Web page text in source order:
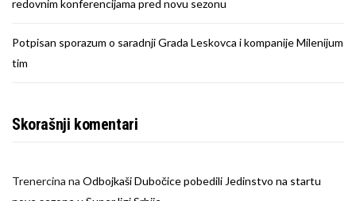
redovnim konferencijama pred novu sezonu
Potpisan sporazum o saradnji Grada Leskovca i kompanije Milenijum
tim
Skorašnji komentari
Trenercina na Odbojkaši Dubočice pobedili Jedinstvo na startu